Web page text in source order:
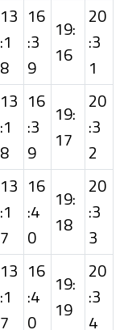
13
:1
8
16
:3
9
19:
16
20
:3
1
13
:1
8
16
:3
9
19:
17
20
:3
2
13
:1
7
16
:4
0
19:
18
20
:3
3
13
:1
7
16
:4
0
19:
19
20
:3
4